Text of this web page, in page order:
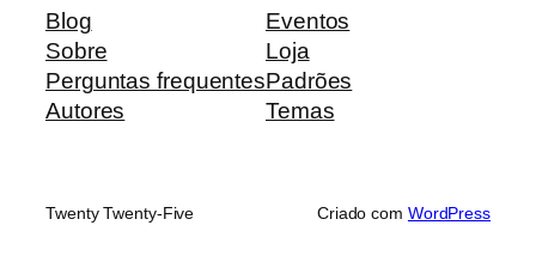
Blog
Sobre
Perguntas frequentes
Autores
Eventos
Loja
Padrões
Temas
Twenty Twenty-Five Criado com WordPress